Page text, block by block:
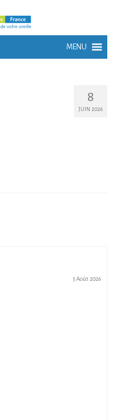
8
JUIN 2026
5 Août 2026